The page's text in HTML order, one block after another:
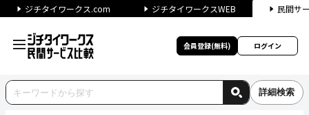
ジチタイワークス.com ジチタイワークスWEB 民間サ
会員登録(無料) ログイン
詳細検索